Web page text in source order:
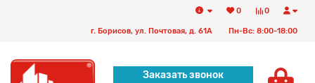
0
0
г. Борисов, ул. Почтовая, д. 61А Пн-Вс: 8:00-18:00
Заказать звонок